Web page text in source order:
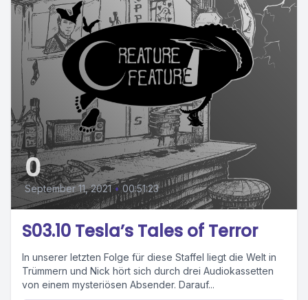
0
September 11, 2021 • 00:51:23
S03.10 Tesla’s Tales of Terror
In unserer letzten Folge für diese Staffel liegt die Welt in
Trümmern und Nick hört sich durch drei Audiokassetten
von einem mysteriösen Absender. Darauf...